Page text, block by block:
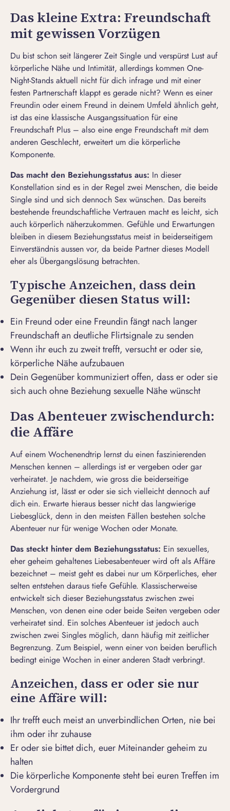
Das kleine Extra: Freundschaft
mit gewissen Vorzügen
Du bist schon seit längerer Zeit Single und verspürst Lust auf
körperliche Nähe und Intimität, allerdings kommen One-
Night-Stands aktuell nicht für dich infrage und mit einer
festen Partnerschaft klappt es gerade nicht? Wenn es einer
Freundin oder einem Freund in deinem Umfeld ähnlich geht,
ist das eine klassische Ausgangssituation für eine
Freundschaft Plus – also eine enge Freundschaft mit dem
anderen Geschlecht, erweitert um die körperliche
Komponente.
Das macht den Beziehungsstatus aus: In dieser
Konstellation sind es in der Regel zwei Menschen, die beide
Single sind und sich dennoch Sex wünschen. Das bereits
bestehende freundschaftliche Vertrauen macht es leicht, sich
auch körperlich näherzukommen. Gefühle und Erwartungen
bleiben in diesem Beziehungsstatus meist in beiderseitigem
Einverständnis aussen vor, da beide Partner dieses Modell
eher als Übergangslösung betrachten.
Typische Anzeichen, dass dein
Gegenüber diesen Status will:
Ein Freund oder eine Freundin fängt nach langer
Freundschaft an deutliche Flirtsignalezu senden
Wenn ihr euch zu zweit trefft, versucht er oder sie,
körperliche Nähe aufzubauen
Dein Gegenüber kommuniziert offen, dass er oder sie
sich auch ohne Beziehung sexuelle Nähe wünscht
Das Abenteuer zwischendurch:
die Affäre
Auf einem Wochenendtrip lernst du einen faszinierenden
Menschen kennen – allerdings ist er vergeben oder gar
verheiratet. Je nachdem, wie gross die beiderseitige
Anziehung ist, lässt er oder sie sich vielleicht dennoch auf
dich ein. Erwarte hieraus besser nicht das langwierige
Liebesglück, denn in den meisten Fällen bestehen solche
Abenteuer nur für wenige Wochen oder Monate.
Das steckt hinter dem Beziehungsstatus: Ein sexuelles,
eher geheim gehaltenes Liebesabenteuer wird oft als Affäre
bezeichnet – meist geht es dabei nur um Körperliches, eher
selten entstehen daraus tiefe Gefühle. Klassischerweise
entwickelt sich dieser Beziehungsstatus zwischen zwei
Menschen, von denen eine oder beide Seiten vergeben oder
verheiratet sind. Ein solches Abenteuer ist jedoch auch
zwischen zwei Singles möglich, dann häufig mit zeitlicher
Begrenzung. Zum Beispiel, wenn einer von beiden beruflich
bedingt einige Wochen in einer anderen Stadt verbringt.
Anzeichen, dass er oder sie nur
eine Affäre will:
Ihr trefft euch meist an unverbindlichen Orten, nie bei
ihm oder ihr zuhause
Er oder sie bittet dich, euer Miteinander geheim zu
halten
Die körperliche Komponente steht bei euren Treffen im
Vordergrund